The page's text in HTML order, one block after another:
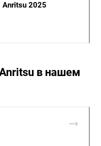
Anritsu 2025
в нашем